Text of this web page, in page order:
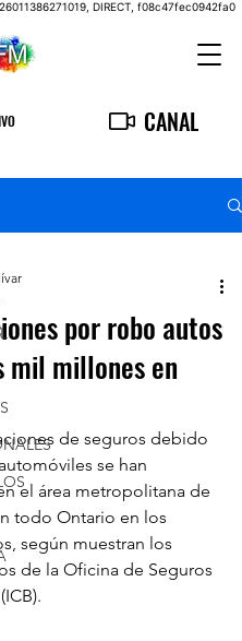
DIRECT, f08c47fec0942fa0
CANAL
por robo autos
mil millones en
de seguros debido
se han
el área metropolitana de
todo Ontario en los
según muestran los
de la Oficina de Seguros